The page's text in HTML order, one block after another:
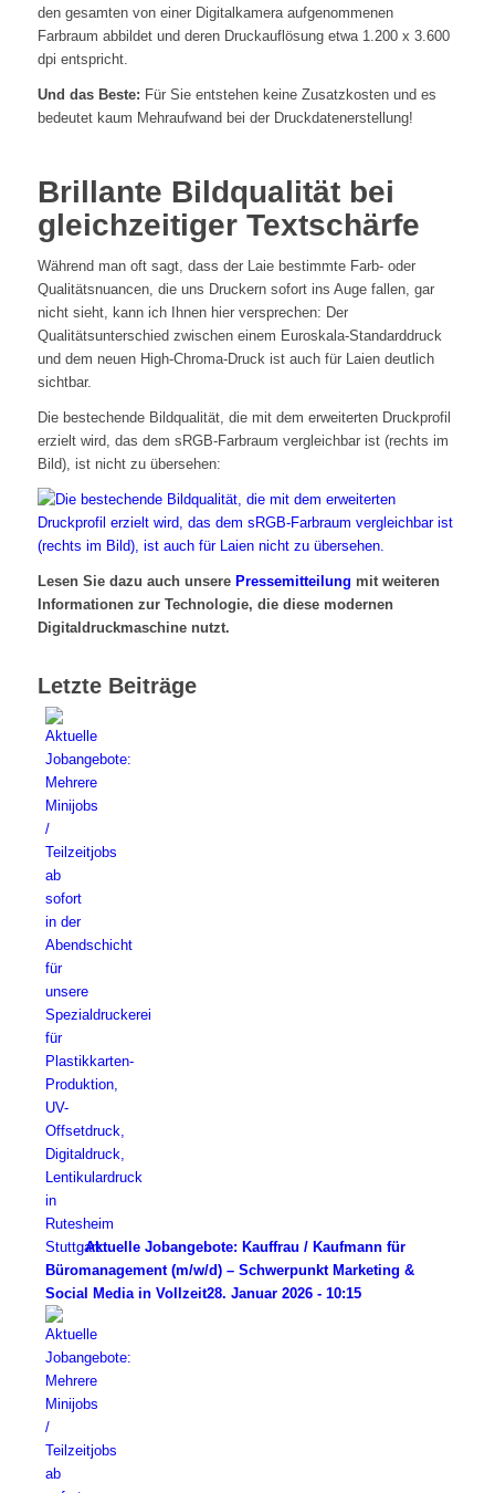
den gesamten von einer Digitalkamera aufgenommenen
Farbraum abbildet und deren Druckauflösung etwa 1.200 x 3.600
dpi entspricht.
Und das Beste: Für Sie entstehen keine Zusatzkosten und es
bedeutet kaum Mehraufwand bei der Druckdatenerstellung!
Brillante Bildqualität bei
gleichzeitiger Textschärfe
Während man oft sagt, dass der Laie bestimmte Farb- oder
Qualitätsnuancen, die uns Druckern sofort ins Auge fallen, gar
nicht sieht, kann ich Ihnen hier versprechen: Der
Qualitätsunterschied zwischen einem Euroskala-Standarddruck
und dem neuen High-Chroma-Druck ist auch für Laien deutlich
sichtbar.
Die bestechende Bildqualität, die mit dem erweiterten Druckprofil
erzielt wird, das dem sRGB-Farbraum vergleichbar ist (rechts im
Bild), ist nicht zu übersehen:
Lesen Sie dazu auch unsere Pressemitteilung mit weiteren
Informationen zur Technologie, die diese modernen
Digitaldruckmaschine nutzt.
Letzte Beiträge
Aktuelle Jobangebote: Kauffrau / Kaufmann für
Büromanagement (m/w/d) – Schwerpunkt Marketing &
Social Media in Vollzeit28. Januar 2026 - 10:15